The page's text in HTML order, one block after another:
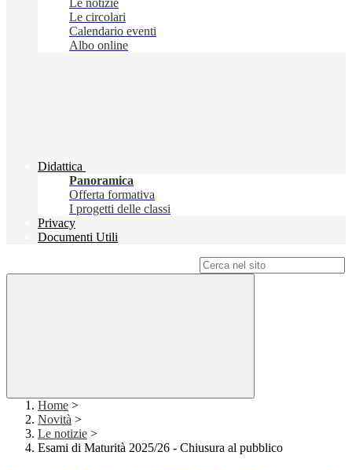
Le notizie
Le circolari
Calendario eventi
Albo online
Didattica
Panoramica
Offerta formativa
I progetti delle classi
Privacy
Documenti Utili
Home >
Novità >
Le notizie >
Esami di Maturità 2025/26 - Chiusura al pubblico